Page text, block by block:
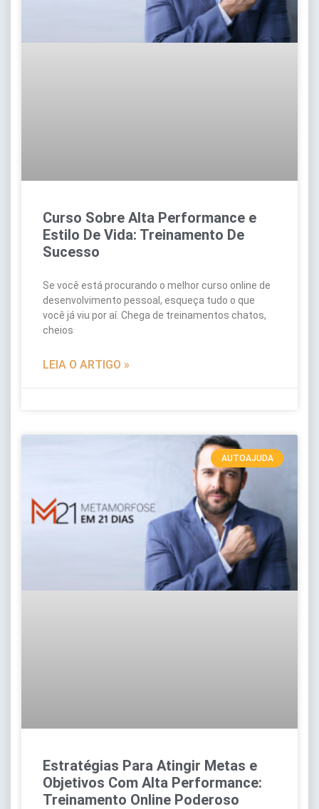
Curso Sobre Alta Performance e
Estilo De Vida: Treinamento De
Sucesso
Se você está procurando o melhor curso online de
desenvolvimento pessoal, esqueça tudo o que
você já viu por aí. Chega de treinamentos chatos,
cheios
LEIA O ARTIGO »
AUTOAJUDA
Estratégias Para Atingir Metas e
Objetivos Com Alta Performance:
Treinamento Online Poderoso